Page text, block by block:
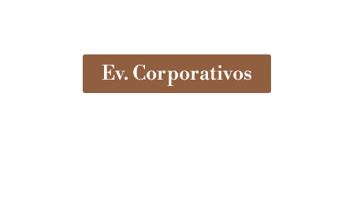
Ev. Corporativos